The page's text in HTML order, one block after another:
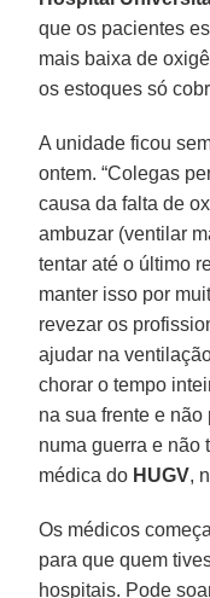
que os pacientes
mais baixa de
os estoques só
A unidade ficou
ontem. “Colegas
causa da falta de
ambuzar (ventilar
tentar até o último
manter isso por
revezar os
ajudar na
chorar o tempo
na sua frente e
numa guerra e não
médica do HUGV,
Os médicos
para que quem
hospitais. Pode